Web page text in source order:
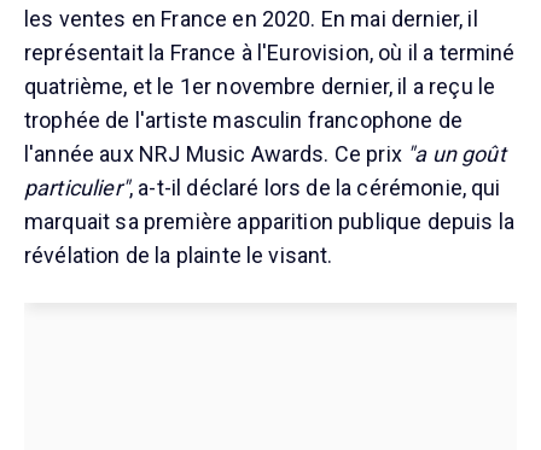
les ventes en France en 2020. En mai dernier, il
représentait la France à l'Eurovision, où il a terminé
quatrième, et le 1er novembre dernier, il a reçu le
trophée de l'artiste masculin francophone de
l'année aux NRJ Music Awards. Ce prix "a un goût
particulier", a-t-il déclaré lors de la cérémonie, qui
marquait sa première apparition publique depuis la
révélation de la plainte le visant.